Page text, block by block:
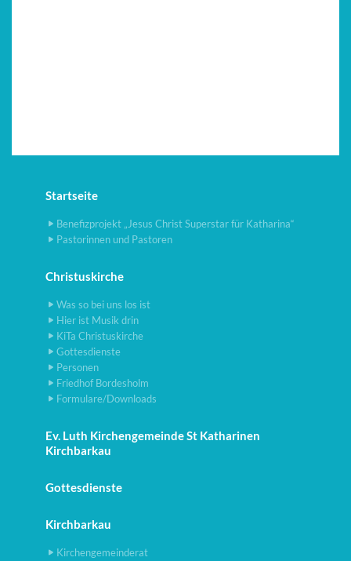
Startseite
Benefizprojekt „Jesus Christ Superstar für Katharina“
Pastorinnen und Pastoren
Christuskirche
Was so bei uns los ist
Hier ist Musik drin
KiTa Christuskirche
Gottesdienste
Personen
Friedhof Bordesholm
Formulare/Downloads
Ev. Luth Kirchengemeinde St Katharinen
Kirchbarkau
Gottesdienste
Kirchbarkau
Kirchengemeinderat